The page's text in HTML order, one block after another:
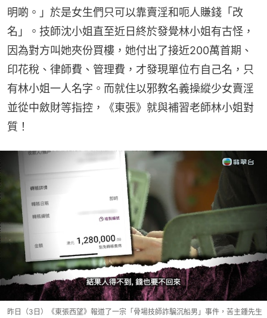
明啲。」於是女生們只可以靠賣淫和呃人賺錢「改
名」。技師沈小姐直至近日終於發覺林小姐有古怪，
因為對方叫她夾份買樓，她付出了接近200萬首期、
印花稅、律師費、管理費，才發現單位冇自己名，只
有林小姐一人名字。而就住以邪教名義操縱少女賣淫
並從中斂財等指控，《東張》就與補習老師林小姐對
質！
昨日（3日）《東張西望》報道了一宗「骨場技師詐騙沉船男」事件，苦主鍾先生